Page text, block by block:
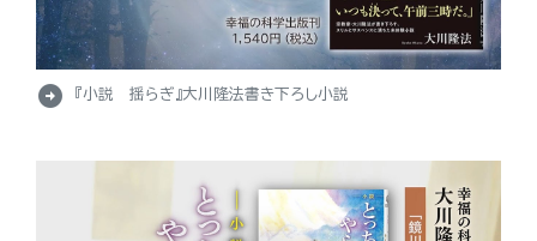
arrow_circle_right 『小説 揺らぎ』大川隆法書き下ろし小説